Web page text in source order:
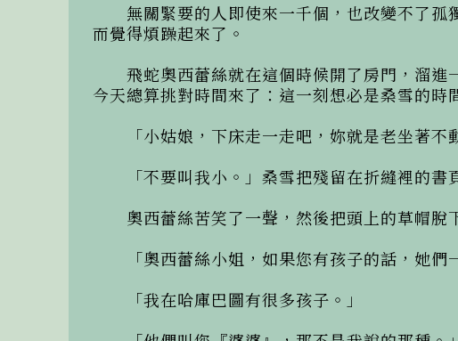
無關緊要的人即使來一千個，也改變不了孤
而覺得煩躁起來了。
飛蛇奧西蕾絲就在這個時候開了房門，溜進
今天總算挑對時間來了：這一刻想必是桑雪的時
「小姑娘，下床走一走吧，妳就是老坐著不動
「不要叫我小。」桑雪把殘留在折縫裡的書
奧西蕾絲苦笑了一聲，然後把頭上的草帽脫
「奧西蕾絲小姐，如果您有孩子的話，她們一
「我在哈庫巴圖有很多孩子。」